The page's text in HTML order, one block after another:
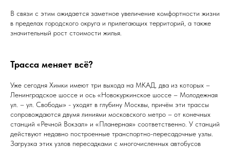
В связи с этим ожидается заметное увеличение комфортности жизни
в пределах городского округа и прилегающих территорий, а также
значительный рост стоимости жилья.
Трасса меняет всё?
Уже сегодня Химки имеют три выхода на МКАД, два из которых –
Ленинградское шоссе и ось «Новокуркинское шоссе – Молодежная
ул. – ул. Свободы» - уходят в глубину Москвы, причём эти трассы
сопровождаются двумя линиями московского метро – от конечных
станций «Речной Вокзал» и «Планерная» соответственно. У станций
действуют недавно построенные транспортно-пересадочные узлы.
Загрузка этих узлов пересадками с многочисленных автобусов